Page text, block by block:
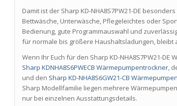
Damit ist der Sharp KD-NHA8S7PW21-DE
Bettwäsche, Unterwäsche, Pflegeleichtes oder
Bedienung, gute Programmauswahl und
für normale bis größere Haushaltsladungen, bleibt
Wenn Ihr Euch für den Sharp KD-NHA8S7PW21-
Sharp KDNHA8S6PWECB Wärmepumpentrockner,
und den Sharp KD-NHA8S6GW21-CB
Sharp Modellfamilie liegen mehrere
nur bei einzelnen Ausstattungsdetails.